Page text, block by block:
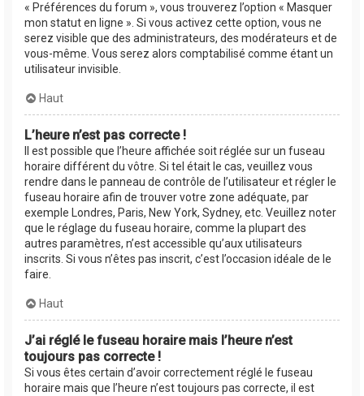
« Préférences du forum », vous trouverez l’option « Masquer
mon statut en ligne ». Si vous activez cette option, vous ne
serez visible que des administrateurs, des modérateurs et de
vous-même. Vous serez alors comptabilisé comme étant un
utilisateur invisible.
Haut
L’heure n’est pas correcte !
Il est possible que l’heure affichée soit réglée sur un fuseau
horaire différent du vôtre. Si tel était le cas, veuillez vous
rendre dans le panneau de contrôle de l’utilisateur et régler le
fuseau horaire afin de trouver votre zone adéquate, par
exemple Londres, Paris, New York, Sydney, etc. Veuillez noter
que le réglage du fuseau horaire, comme la plupart des
autres paramètres, n’est accessible qu’aux utilisateurs
inscrits. Si vous n’êtes pas inscrit, c’est l’occasion idéale de le
faire.
Haut
J’ai réglé le fuseau horaire mais l’heure n’est
toujours pas correcte !
Si vous êtes certain d’avoir correctement réglé le fuseau
horaire mais que l’heure n’est toujours pas correcte, il est